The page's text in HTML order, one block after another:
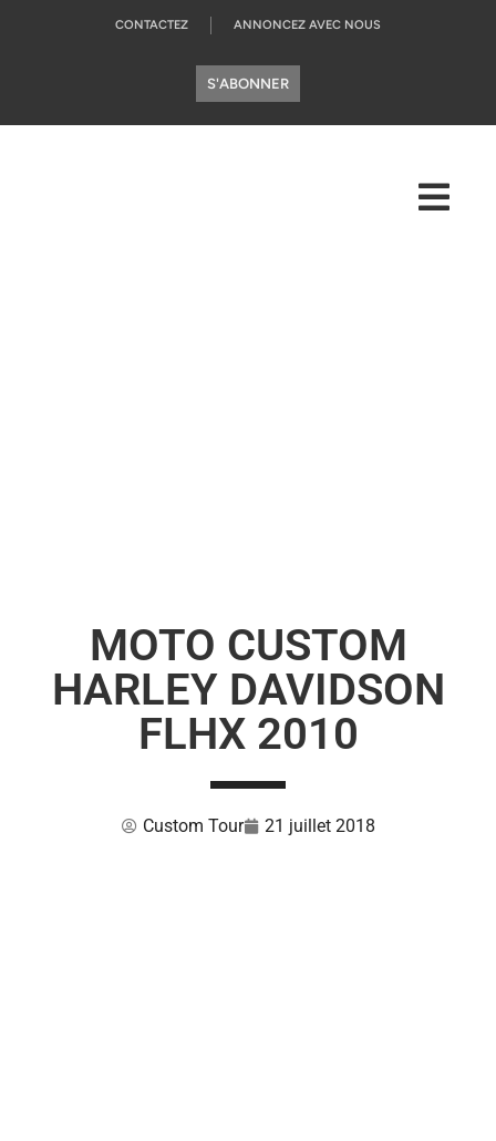
CONTACTEZ ANNONCEZ AVEC NOUS
S'ABONNER
MOTO CUSTOM
HARLEY DAVIDSON
FLHX 2010
Custom Tour 21 juillet 2018